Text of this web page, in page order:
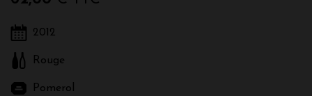
2012
Rouge
Pomerol